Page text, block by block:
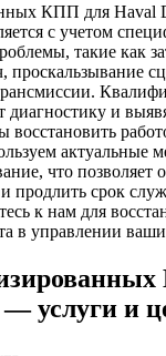
КПП для Haval
с учетом
такие как
проскальзывание
диагностику и
восстановить
актуальные
что позволяет
продлить срок
к нам для
в управлении
— услуги и